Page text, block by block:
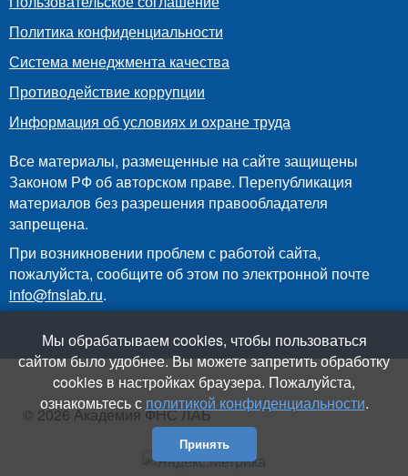
Политика конфиденциальности
Система менеджмента качества
Противодействие коррупции
Информация об условиях и охране труда
Все материалы, размещенные на сайте защищены
Законом РФ об авторском праве. Перепубликация
материалов без разрешения правообладателя
запрещена.
При возникновении проблем с работой сайта,
пожалуйста, сообщите об этом по электронной почте
info@fnslab.ru.
Мы обрабатываем cookies, чтобы пользоваться
сайтом было удобнее. Вы можете запретить обработку
cookies в настройках браузера. Пожалуйста,
ознакомьтесь с политикой конфиденциальности.
Принять
© 2026 Академия ФНС ЛАБ